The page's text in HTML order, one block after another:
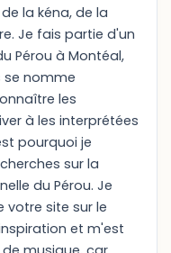
la kéna, de la
Je fais partie d'un
Pérou à Montéal,
nomme
les
à les interprétées
pourquoi je
sur la
du Pérou. Je
votre site sur le
et m'est